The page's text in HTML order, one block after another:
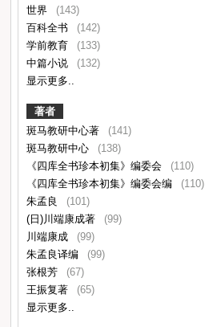
世界
(143)
百科全书
(142)
学前教育
(133)
中篇小说
(132)
显示更多..
著者
斑马教研中心著
(141)
斑马教研中心
(138)
《四库全书珍本初集》编委会
(110)
《四库全书珍本初集》编委会编
(110)
朱孟良
(101)
(日)川端康成著
(99)
川端康成
(99)
朱孟良译编
(99)
张根芳
(67)
王振复著
(65)
显示更多..